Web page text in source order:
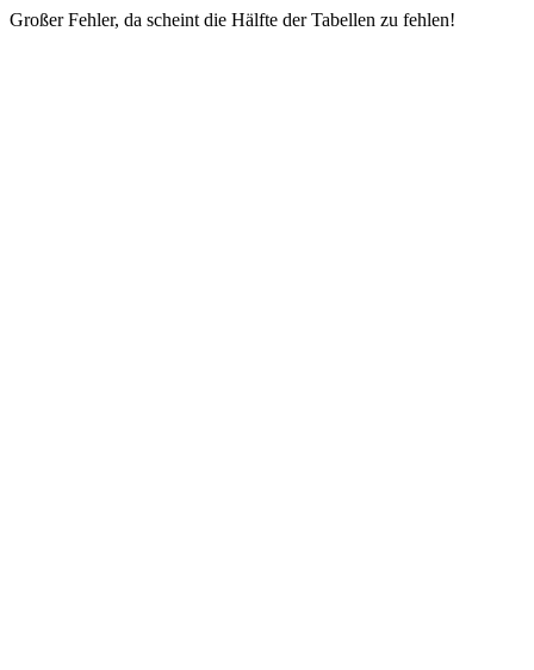
Großer Fehler, da scheint die Hälfte der Tabellen zu fehlen!